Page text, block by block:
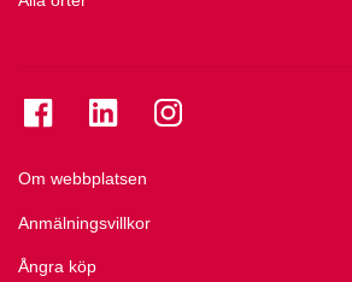
Om webbplatsen
Anmälningsvillkor
Ångra köp
Se folkuniversitetet på Facebook
Se folkuniversitetet på LinkedIn